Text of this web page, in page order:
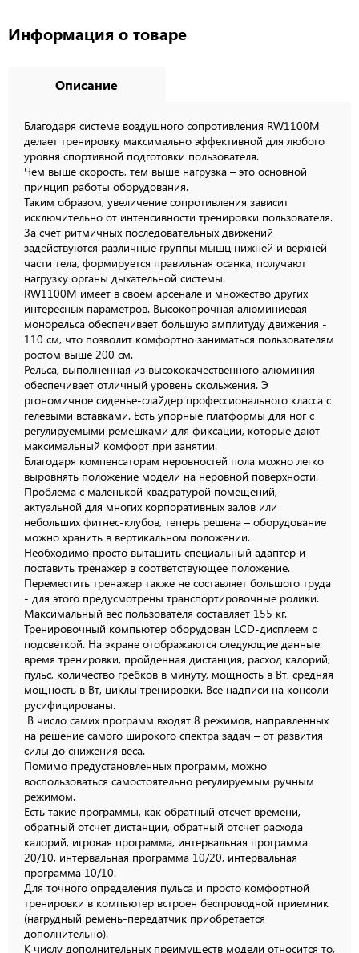
Информация о товаре
Описание
Благодаря системе воздушного сопротивления RW1100M
делает тренировку максимально эффективной для любого
уровня спортивной подготовки пользователя.
Чем выше скорость, тем выше нагрузка – это основной
принцип работы оборудования.
Таким образом, увеличение сопротивления зависит
исключительно от интенсивности тренировки пользователя.
За счет ритмичных последовательных движений
задействуются различные группы мышц нижней и верхней
части тела, формируется правильная осанка, получают
нагрузку органы дыхательной системы.
RW1100M имеет в своем арсенале и множество других
интересных параметров. Высокопрочная алюминиевая
монорельса обеспечивает большую амплитуду движения -
110 см, что позволит комфортно заниматься пользователям
ростом выше 200 см.
Рельса, выполненная из высококачественного алюминия
обеспечивает отличный уровень скольжения. Э
ргономичное сиденье-слайдер профессионального класса с
гелевыми вставками. Есть упорные платформы для ног с
регулируемыми ремешками для фиксации, которые дают
максимальный комфорт при занятии.
Благодаря компенсаторам неровностей пола можно легко
выровнять положение модели на неровной поверхности.
Проблема с маленькой квадратурой помещений,
актуальной для многих корпоративных залов или
небольших фитнес-клубов, теперь решена – оборудование
можно хранить в вертикальном положении.
Необходимо просто вытащить специальный адаптер и
поставить тренажер в соответствующее положение.
Переместить тренажер также не составляет большого труда
- для этого предусмотрены транспортировочные ролики.
Максимальный вес пользователя составляет 155 кг.
Тренировочный компьютер оборудован LCD-дисплеем с
подсветкой. На экране отображаются следующие данные:
время тренировки, пройденная дистанция, расход калорий,
пульс, количество гребков в минуту, мощность в Вт, средняя
мощность в Вт, циклы тренировки. Все надписи на консоли
русифицированы.
В число самих программ входят 8 режимов, направленных
на решение самого широкого спектра задач – от развития
силы до снижения веса.
Помимо предустановленных программ, можно
воспользоваться самостоятельно регулируемым ручным
режимом.
Есть такие программы, как обратный отсчет времени,
обратный отсчет дистанции, обратный отсчет расхода
калорий, игровая программа, интервальная программа
20/10, интервальная программа 10/20, интервальная
программа 10/10.
Для точного определения пульса и просто комфортной
тренировки в компьютер встроен беспроводной приемник
(нагрудный ремень-передатчик приобретается
дополнительно).
К числу дополнительных преимуществ модели относится то,